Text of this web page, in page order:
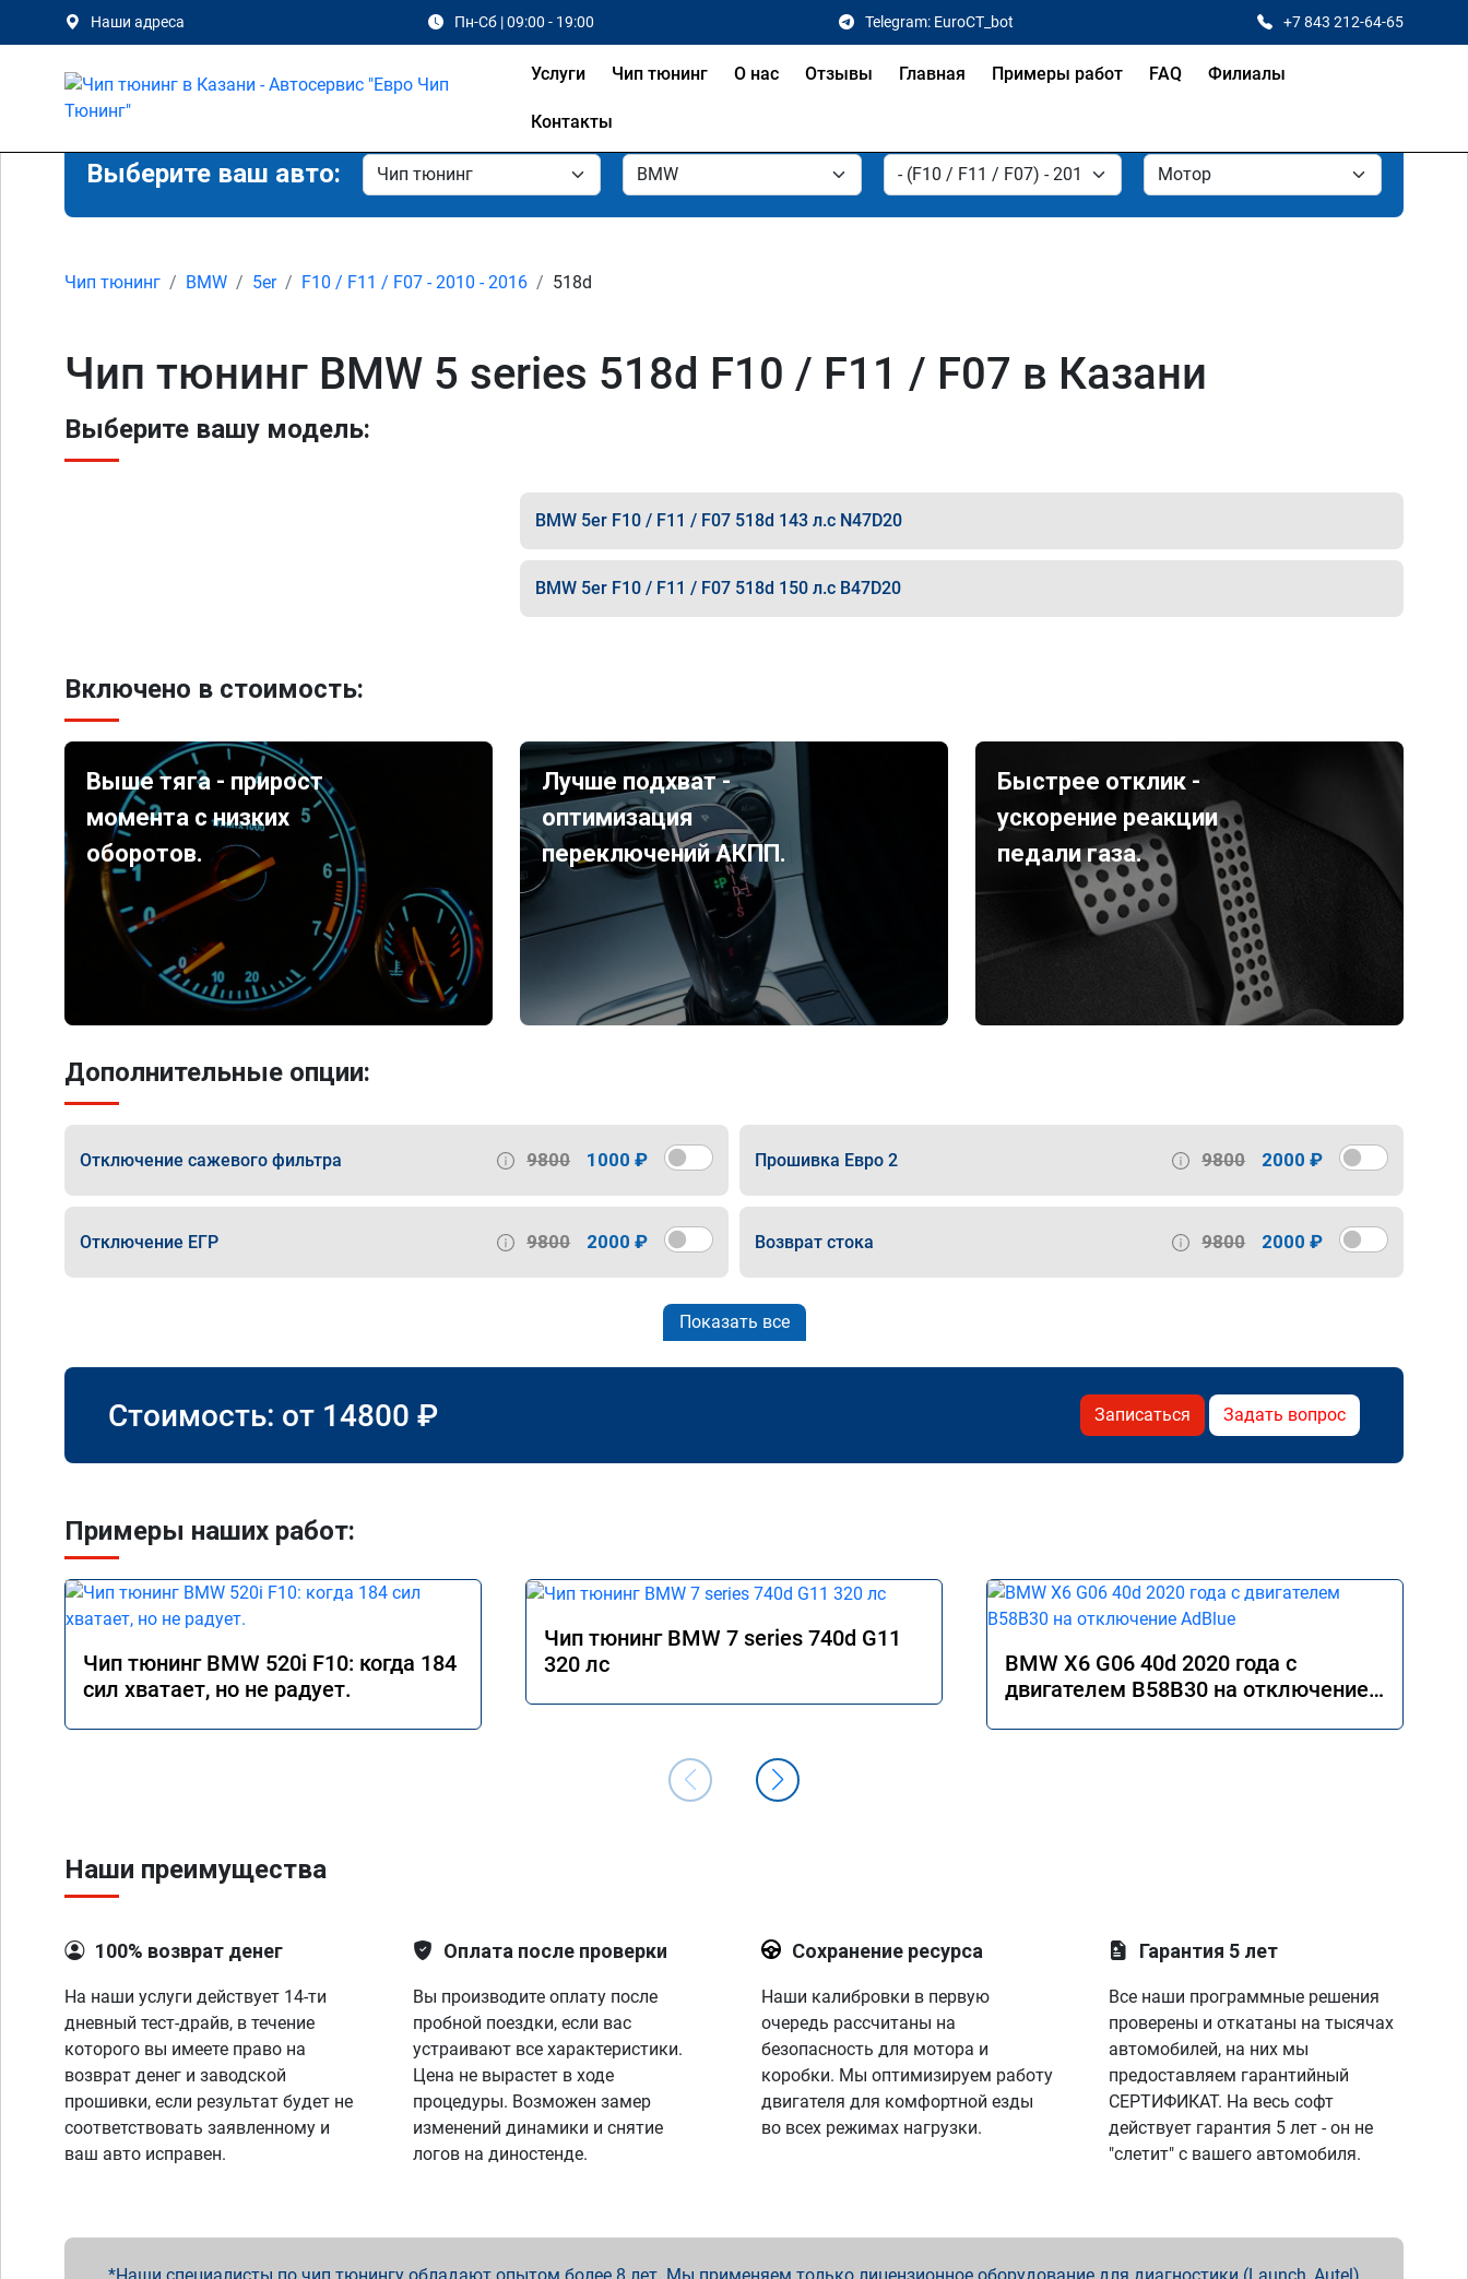
Наши адреса Пн-Сб | 09:00 - 19:00 Telegram: EuroCT_bot +7 843 212-64-65
Услуги Чип тюнинг О нас Отзывы Главная Примеры работ FAQ Филиалы
Контакты
Выберите ваш авто:
Чип тюнинг BMW 5er F10 / F11 / F07 - 2010 - 2016 518d
Чип тюнинг BMW 5 series 518d F10 / F11 / F07 в Казани
Выберите вашу модель:
BMW 5er F10 / F11 / F07 518d 143 л.с N47D20
BMW 5er F10 / F11 / F07 518d 150 л.с B47D20
Включено в стоимость:
Выше тяга - прирост
момента с низких
оборотов.
Лучше подхват -
оптимизация
переключений АКПП.
Быстрее отклик -
ускорение реакции
педали газа.
Дополнительные опции:
Отключение сажевого фильтра 9800 1000 ₽ Прошивка Евро 2 9800 2000 ₽
Отключение ЕГР 9800 2000 ₽ Возврат стока 9800 2000 ₽
Показать все
Стоимость: от 14800 ₽ Записаться Задать вопрос
Примеры наших работ:
Чип тюнинг BMW 520i F10: когда 184
сил хватает, но не радует.
Чип тюнинг BMW 7 series 740d G11
320 лс
BMW X6 G06 40d 2020 года с
двигателем B58B30 на отключение
Наши преимущества
100% возврат денег
На наши услуги действует 14-ти
дневный тест-драйв, в течение
которого вы имеете право на
возврат денег и заводской
прошивки, если результат будет не
соответствовать заявленному и
ваш авто исправен.
Оплата после проверки
Вы производите оплату после
пробной поездки, если вас
устраивают все характеристики.
Цена не вырастет в ходе
процедуры. Возможен замер
изменений динамики и снятие
логов на диностенде.
Сохранение ресурса
Наши калибровки в первую
очередь рассчитаны на
безопасность для мотора и
коробки. Мы оптимизируем работу
двигателя для комфортной езды
во всех режимах нагрузки.
Гарантия 5 лет
Все наши программные решения
проверены и откатаны на тысячах
автомобилей, на них мы
предоставляем гарантийный
СЕРТИФИКАТ. На весь софт
действует гарантия 5 лет - он не
"слетит" с вашего автомобиля.